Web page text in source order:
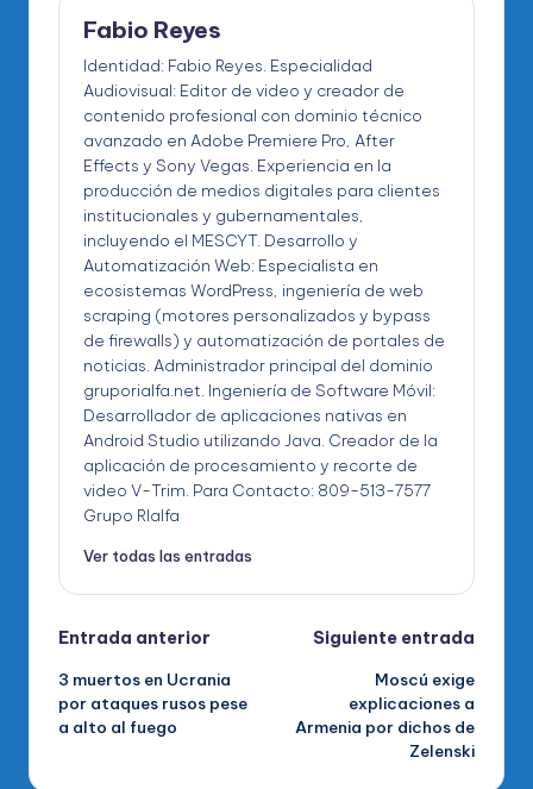
Fabio Reyes
Identidad: Fabio Reyes. Especialidad
Audiovisual: Editor de video y creador de
contenido profesional con dominio técnico
avanzado en Adobe Premiere Pro, After
Effects y Sony Vegas. Experiencia en la
producción de medios digitales para clientes
institucionales y gubernamentales,
incluyendo el MESCYT. Desarrollo y
Automatización Web: Especialista en
ecosistemas WordPress, ingeniería de web
scraping (motores personalizados y bypass
de firewalls) y automatización de portales de
noticias. Administrador principal del dominio
gruporialfa.net. Ingeniería de Software Móvil:
Desarrollador de aplicaciones nativas en
Android Studio utilizando Java. Creador de la
aplicación de procesamiento y recorte de
video V-Trim. Para Contacto: 809-513-7577
Grupo RIalfa
Ver todas las entradas
Navegación
de
entradas
Entrada anterior
3 muertos en Ucrania
por ataques rusos pese
a alto al fuego
Siguiente entrada
Moscú exige
explicaciones a
Armenia por dichos de
Zelenski